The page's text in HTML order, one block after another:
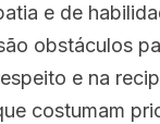
e de
obstáculos
e na
costumam